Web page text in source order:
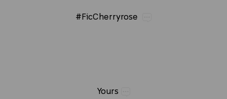
#FicCherryrose
Yours